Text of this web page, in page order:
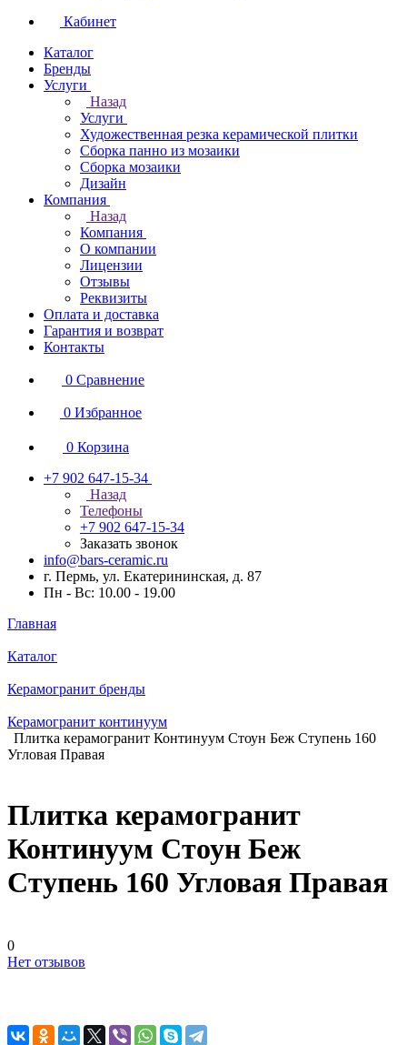
Кабинет
Каталог
Бренды
Услуги
Назад
Услуги
Художественная резка керамической плитки
Сборка панно из мозаики
Сборка мозаики
Дизайн
Компания
Назад
Компания
О компании
Лицензии
Отзывы
Реквизиты
Оплата и доставка
Гарантия и возврат
Контакты
0 Сравнение
0 Избранное
0 Корзина
+7 902 647-15-34
Назад
Телефоны
+7 902 647-15-34
Заказать звонок
info@bars-ceramic.ru
г. Пермь, ул. Екатерининская, д. 87
Пн - Вс: 10.00 - 19.00
Главная
Каталог
Керамогранит бренды
Керамогранит континуум
Плитка керамогранит Континуум Стоун Беж Ступень 160
Угловая Правая
Плитка керамогранит
Континуум Стоун Беж
Ступень 160 Угловая Правая
0
Нет отзывов